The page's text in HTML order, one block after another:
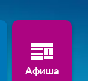
Афиша